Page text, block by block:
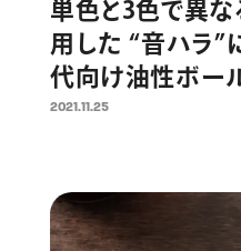
単色と3色で異
用した “音ハラ”
代向け油性ボー
12月15日（水）よ
2021.11.25